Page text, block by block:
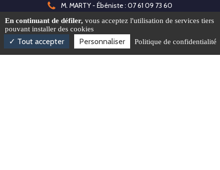
M. MARTY - Ébéniste : 07 61 09 73 60
M. ENCONTRE - Designer : 06 65 98 73 88
Bureau : 09 86 45 16 92
En continuant de défiler, vous acceptez l'utilisation de services tiers
pouvant installer des cookies
Tout accepter Personnaliser Politique de confidentialité